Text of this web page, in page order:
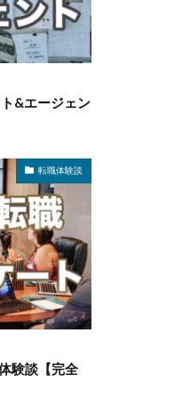
&エージェン
転職体験談
験談【完全